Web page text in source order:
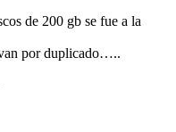
de 200 gb se fue a la
por duplicado…..